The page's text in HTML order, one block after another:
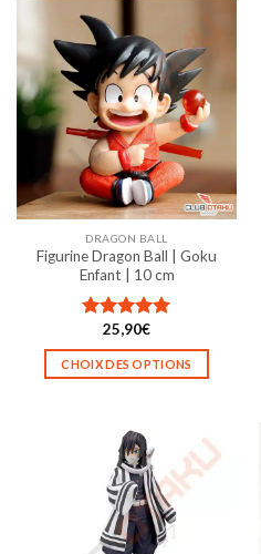
DRAGON BALL
Figurine Dragon Ball | Goku
Enfant | 10 cm
Note5.00
sur 5
25,90€
CHOIX DES OPTIONS
a
plusieurs
variations.
Les
options